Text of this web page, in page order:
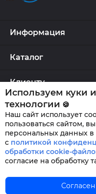
Информация
Каталог
Клиенту
Используем куки
технологии 🍪
Наш сайт использует
пользоваться сайтом,
персональных данных в
с политикой
обработки cookie-
согласие на обработку
Согласен